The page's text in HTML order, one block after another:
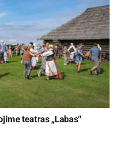
teatras „Labas“